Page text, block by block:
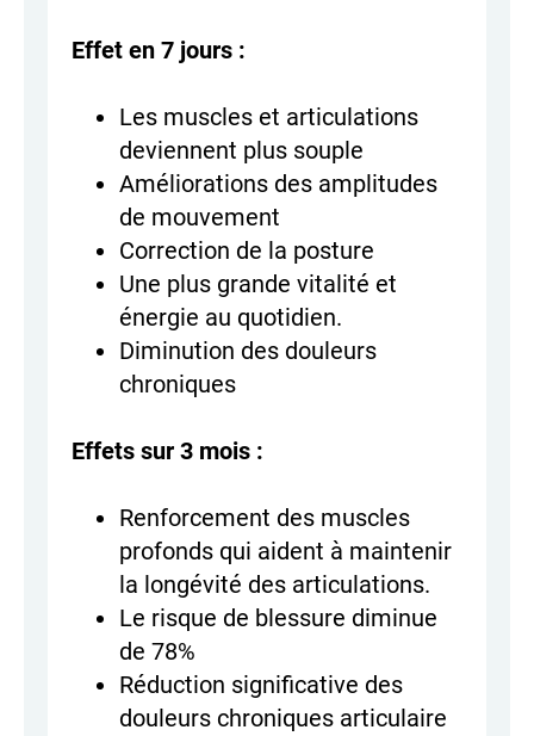
Effet en 7 jours :
Les muscles et articulations
deviennent plus souple
Améliorations des amplitudes
de mouvement
Correction de la posture
Une plus grande vitalité et
énergie au quotidien.
Diminution des douleurs
chroniques
Effets sur 3 mois :
Renforcement des muscles
profonds qui aident à maintenir
la longévité des articulations.
Le risque de blessure diminue
de 78%
Réduction significative des
douleurs chroniques articulaire